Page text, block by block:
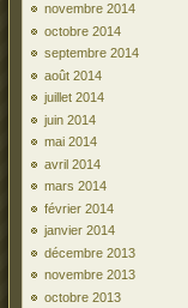
novembre 2014
octobre 2014
septembre 2014
août 2014
juillet 2014
juin 2014
mai 2014
avril 2014
mars 2014
février 2014
janvier 2014
décembre 2013
novembre 2013
octobre 2013